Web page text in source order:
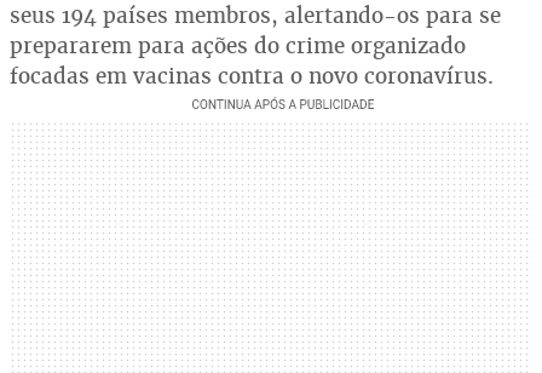
seus 194 países membros, alertando-os para se
prepararem para ações do crime organizado
focadas em vacinas contra o novo coronavírus.